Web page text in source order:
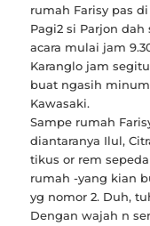
rumah Farisy pas
Pagi2 si Parjon
acara mulai jam
Karanglo jam
buat ngasih
Kawasaki.
Sampe rumah
diantaranya Ilul,
tikus or rem
rumah -yang kian
yg nomor 2. Duh,
Dengan wajah n